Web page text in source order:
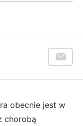
obecnie jest w
chorobą